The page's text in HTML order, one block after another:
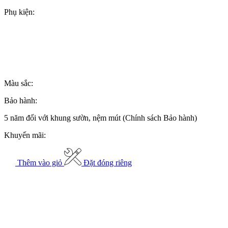
Phụ kiện:
Màu sắc:
Bảo hành:
5 năm đối với khung sườn, nệm mút (Chính sách Bảo hành)
Khuyến mãi:
Thêm vào giỏ Đặt đóng riêng